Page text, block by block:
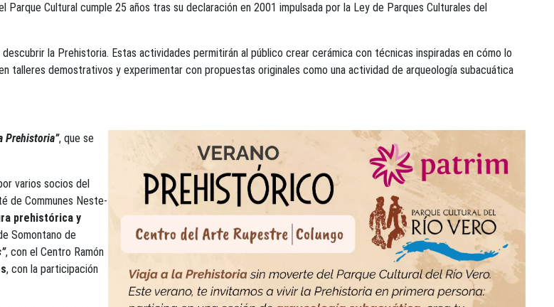
Cultural cumple 25 años tras su declaración en 2001 impulsada por la Ley de Parques Culturales del
la Prehistoria. Estas actividades permitirán al público crear cerámica con técnicas inspiradas en cómo lo
talleres demostrativos y experimentar con propuestas originales como una actividad de arqueología subacuática
Prehistoria”, que se
varios socios del
de Communes Neste-
prehistórica y
Somontano de
, con el Centro Ramón
, con la participación